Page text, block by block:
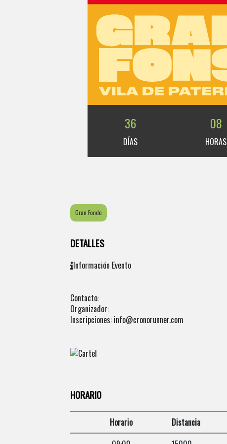
36
DÍAS
08
HORAS
Gran Fondo
DETALLES
Información Evento
Contacto:
Organizador:
Inscripciones: info@cronorunner.com
HORARIO
Horario Distancia